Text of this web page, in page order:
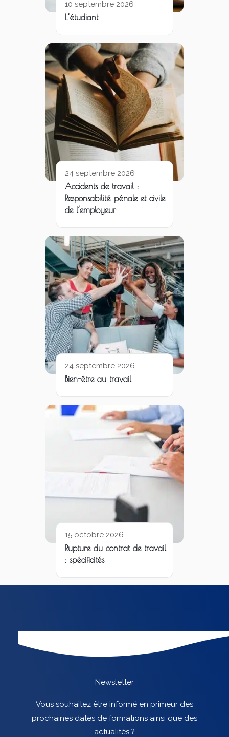
10 septembre 2026
L’étudiant
24 septembre 2026
Accidents de travail :
Responsabilité pénale et civile
de l’employeur
24 septembre 2026
Bien-être au travail
15 octobre 2026
Rupture du contrat de travail
: spécificités
Newsletter
Vous souhaitez être informé en primeur des
prochaines dates de formations ainsi que des
actualités ?